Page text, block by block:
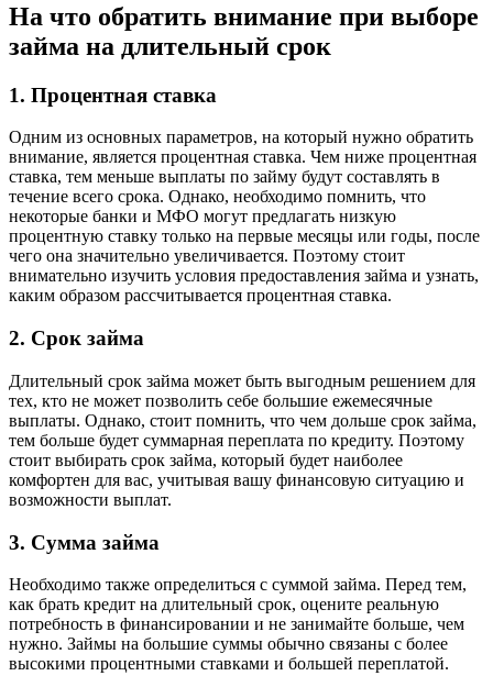
На что обратить внимание при выборе
займа на длительный срок
1. Процентная ставка
Одним из основных параметров, на который нужно обратить
внимание, является процентная ставка. Чем ниже процентная
ставка, тем меньше выплаты по займу будут составлять в
течение всего срока. Однако, необходимо помнить, что
некоторые банки и МФО могут предлагать низкую
процентную ставку только на первые месяцы или годы, после
чего она значительно увеличивается. Поэтому стоит
внимательно изучить условия предоставления займа и узнать,
каким образом рассчитывается процентная ставка.
2. Срок займа
Длительный срок займа может быть выгодным решением для
тех, кто не может позволить себе большие ежемесячные
выплаты. Однако, стоит помнить, что чем дольше срок займа,
тем больше будет суммарная переплата по кредиту. Поэтому
стоит выбирать срок займа, который будет наиболее
комфортен для вас, учитывая вашу финансовую ситуацию и
возможности выплат.
3. Сумма займа
Необходимо также определиться с суммой займа. Перед тем,
как брать кредит на длительный срок, оцените реальную
потребность в финансировании и не занимайте больше, чем
нужно. Займы на большие суммы обычно связаны с более
высокими процентными ставками и большей переплатой.